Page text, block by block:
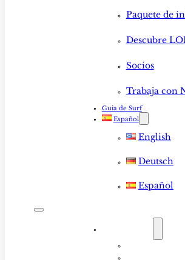
Paquete de
Descubre
Socios
Trabaja con
Guia de Surf
Español
English
Deutsch
Español